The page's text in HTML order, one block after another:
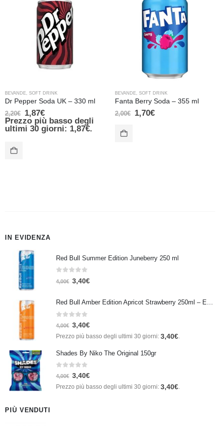
BEVANDE, SOFT DRINK
Dr Pepper Soda UK – 330 ml
2,20€ 1,87€
Prezzo più basso degli
ultimi 30 giorni: 1,87€.
BEVANDE, SOFT DRINK
Fanta Berry Soda – 355 ml
2,00€ 1,70€
IN EVIDENZA
Red Bull Summer Edition Juneberry 250 ml
Su 5
4,00€ 3,40€
Red Bull Amber Edition Apricot Strawberry 250ml – Energy Drink Albicocca e Fragola
Su 5
4,00€ 3,40€
Prezzo più basso degli ultimi 30 giorni: 3,40€.
Shades By Niko The Original 150gr
Su 5
4,00€ 3,40€
Prezzo più basso degli ultimi 30 giorni: 3,40€.
PIÙ VENDUTI